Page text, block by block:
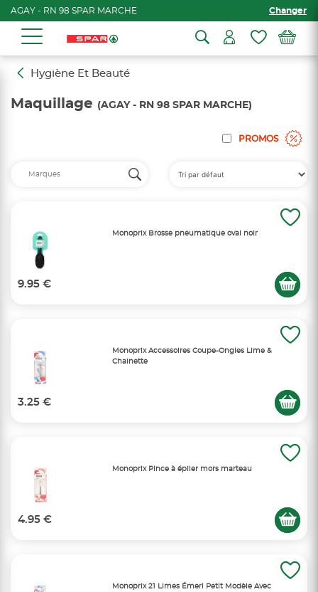
AGAY - RN 98 SPAR MARCHE Changer
Hygiène Et Beauté
Maquillage (AGAY - RN 98 SPAR MARCHE)
PROMOS
Monoprix Brosse pneumatique oval noir
9.95 €
Monoprix Accessoires Coupe-Ongles Lime &
Chainette
3.25 €
Monoprix Pince à épiler mors marteau
4.95 €
Monoprix 21 Limes Émeri Petit Modèle Avec